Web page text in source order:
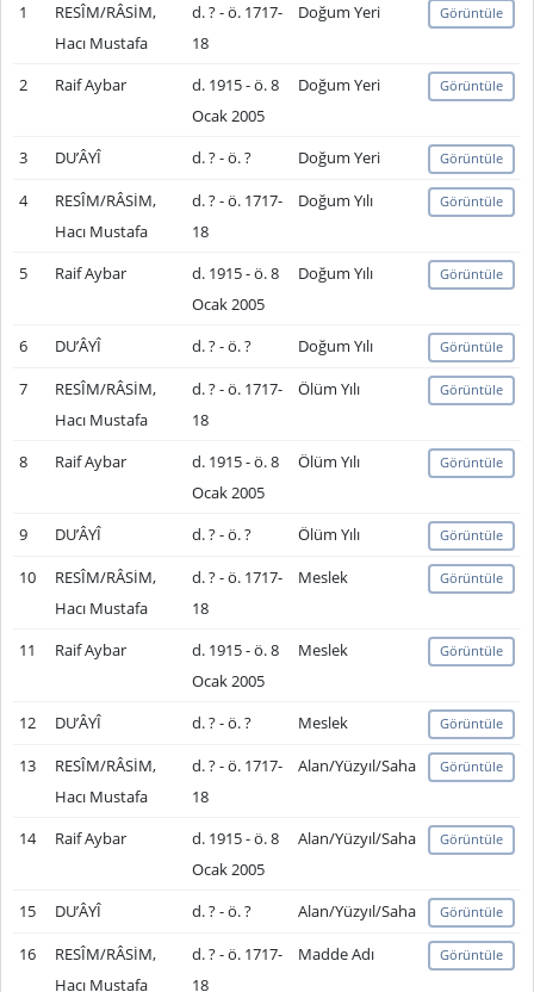
1
RESÎM/RÂSİM,
Hacı Mustafa
d. ? - ö. 1717-
18
Doğum Yeri Görüntüle
2 Raif Aybar
d. 1915 - ö. 8
Ocak 2005
Doğum Yeri Görüntüle
3 DU’ÂYÎ d. ? - ö. ? Doğum Yeri Görüntüle
4
RESÎM/RÂSİM,
Hacı Mustafa
d. ? - ö. 1717-
18
Doğum Yılı Görüntüle
5 Raif Aybar
d. 1915 - ö. 8
Ocak 2005
Doğum Yılı Görüntüle
6 DU’ÂYÎ d. ? - ö. ? Doğum Yılı Görüntüle
7
RESÎM/RÂSİM,
Hacı Mustafa
d. ? - ö. 1717-
18
Ölüm Yılı Görüntüle
8 Raif Aybar
d. 1915 - ö. 8
Ocak 2005
Ölüm Yılı Görüntüle
9 DU’ÂYÎ d. ? - ö. ? Ölüm Yılı Görüntüle
10
RESÎM/RÂSİM,
Hacı Mustafa
d. ? - ö. 1717-
18
Meslek Görüntüle
11 Raif Aybar
d. 1915 - ö. 8
Ocak 2005
Meslek Görüntüle
12 DU’ÂYÎ d. ? - ö. ? Meslek Görüntüle
13
RESÎM/RÂSİM,
Hacı Mustafa
d. ? - ö. 1717-
18
Alan/Yüzyıl/Saha Görüntüle
14 Raif Aybar
d. 1915 - ö. 8
Ocak 2005
Alan/Yüzyıl/Saha Görüntüle
15 DU’ÂYÎ d. ? - ö. ? Alan/Yüzyıl/Saha Görüntüle
16
RESÎM/RÂSİM,
Hacı Mustafa
d. ? - ö. 1717-
18
Madde Adı Görüntüle